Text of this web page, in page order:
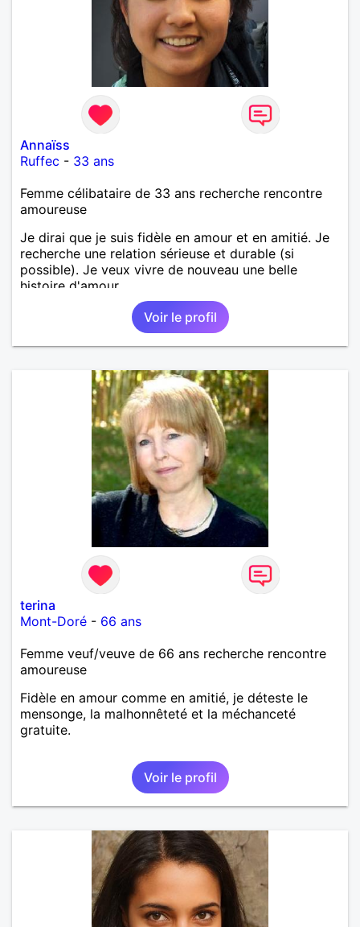
Annaïss
Ruffec - 33 ans
Femme célibataire de 33 ans recherche rencontre
amoureuse
Je dirai que je suis fidèle en amour et en amitié. Je
recherche une relation sérieuse et durable (si
possible). Je veux vivre de nouveau une belle
histoire d'amour.
Voir le profil
terina
Mont-Doré - 66 ans
Femme veuf/veuve de 66 ans recherche rencontre
amoureuse
Fidèle en amour comme en amitié, je déteste le
mensonge, la malhonnêteté et la méchanceté
gratuite.
Voir le profil